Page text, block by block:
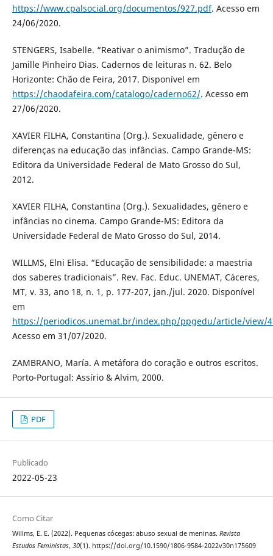
https://www.cpalsocial.org/documentos/927.pdf. Acesso em
24/06/2020.
STENGERS, Isabelle. “Reativar o animismo”. Tradução de
Jamille Pinheiro Dias. Cadernos de leituras n. 62. Belo
Horizonte: Chão de Feira, 2017. Disponível em
https://chaodafeira.com/catalogo/caderno62/. Acesso em
27/06/2020.
XAVIER FILHA, Constantina (Org.). Sexualidade, gênero e
diferenças na educação das infâncias. Campo Grande-MS:
Editora da Universidade Federal de Mato Grosso do Sul,
2012.
XAVIER FILHA, Constantina (Org.). Sexualidades, gênero e
infâncias no cinema. Campo Grande-MS: Editora da
Universidade Federal de Mato Grosso do Sul, 2014.
WILLMS, Elni Elisa. “Educação de sensibilidade: a maestria
dos saberes tradicionais”. Rev. Fac. Educ. UNEMAT, Cáceres,
MT, v. 33, ano 18, n. 1, p. 177-207, jan./jul. 2020. Disponível
em
https://periodicos.unemat.br/index.php/ppgedu/article/view/
Acesso em 31/07/2020.
ZAMBRANO, María. A metáfora do coração e outros escritos.
Porto-Portugal: Assírio & Alvim, 2000.
PDF
Publicado
2022-05-23
Como Citar
Willms, E. E. (2022). Pequenas cócegas: abuso sexual de meninas. Revista
Estudos Feministas, 30(1). https://doi.org/10.1590/1806-9584-2022v30n175609